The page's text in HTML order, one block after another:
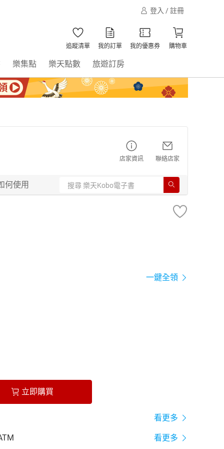
登入 / 註冊
追蹤清單 我的訂單 我的優惠券 購物車
樂集點 樂天點數 旅遊訂房
店家資訊 聯絡店家
何使用
一鍵全領
立即購買
看更多
看更多